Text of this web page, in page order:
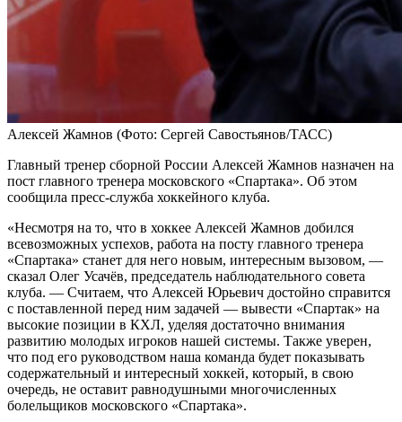
Алексей Жамнов (Фото: Сергей Савостьянов/ТАСС)
Главный тренер сборной России Алексей Жамнов назначен на
пост главного тренера московского «Спартака». Об этом
сообщила пресс-служба хоккейного клуба.
«Несмотря на то, что в хоккее Алексей Жамнов добился
всевозможных успехов, работа на посту главного тренера
«Спартака» станет для него новым, интересным вызовом, —
сказал Олег Усачёв, председатель наблюдательного совета
клуба. — Считаем, что Алексей Юрьевич достойно справится
с поставленной перед ним задачей — вывести «Спартак» на
высокие позиции в КХЛ, уделяя достаточно внимания
развитию молодых игроков нашей системы. Также уверен,
что под его руководством наша команда будет показывать
содержательный и интересный хоккей, который, в свою
очередь, не оставит равнодушными многочисленных
болельщиков московского «Спартака».